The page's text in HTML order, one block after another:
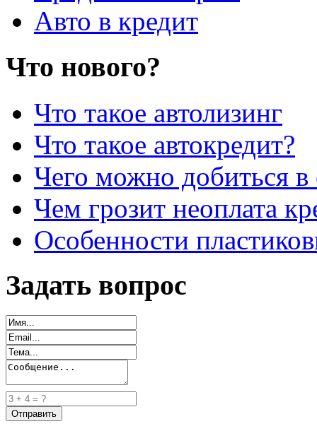
Авто в кредит
Что нового?
Что такое автолизинг
Что такое автокредит?
Чего можно добиться в
Чем грозит неоплата
Особенности
Задать вопрос